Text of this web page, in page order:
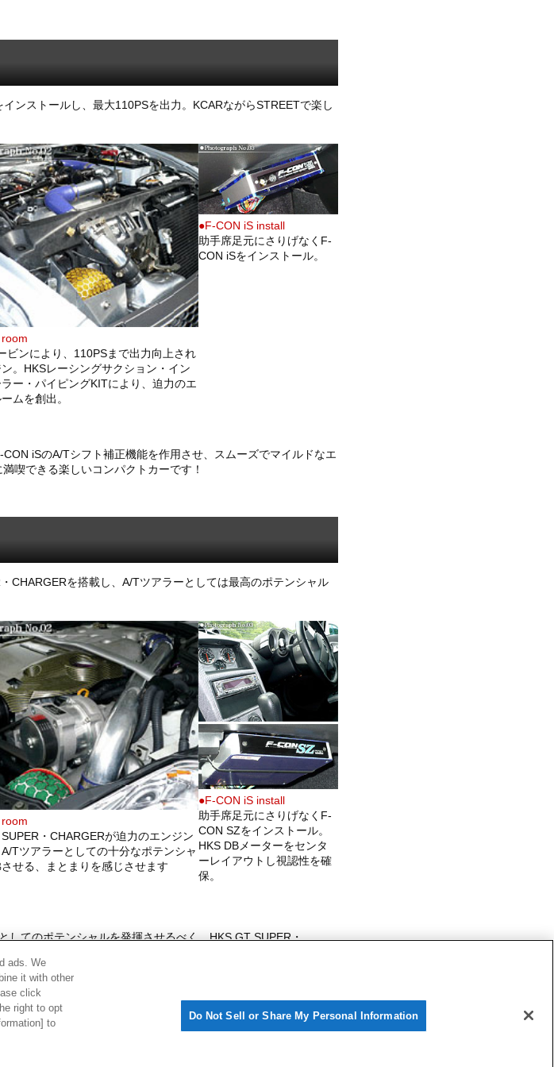
ンストールし、最大110PSを出力。KCARながらSTREETで楽し
ビンにより、110PSまで出力向上され
。HKSレーシングサクション・イン
ー・パイピングKITにより、迫力のエ
ムを創出。
●F-CON iS install
助手席足元にさりげなくF-
CON iSをインストール。
iSのA/Tシフト補正機能を作用させ、スムーズでマイルドなエ
喫できる楽しいコンパクトカーです！
CHARGERを搭載し、A/Tツアラーとしては最高のポテンシャル
・CHARGERが迫力のエンジン
Tツアラーとしての十分なポテンシャ
せる、まとまりを感じさせます
●F-CON iS install
助手席足元にさりげなくF-
CON SZをインストール。
HKS DBメーターをセンタ
ーレイアウトし視認性を確
保。
てのポテンシャルを発揮させるべく、HKS GT SUPER・
ads. We
it with other
click
right to opt
to
Do Not Sell or Share My Personal Information